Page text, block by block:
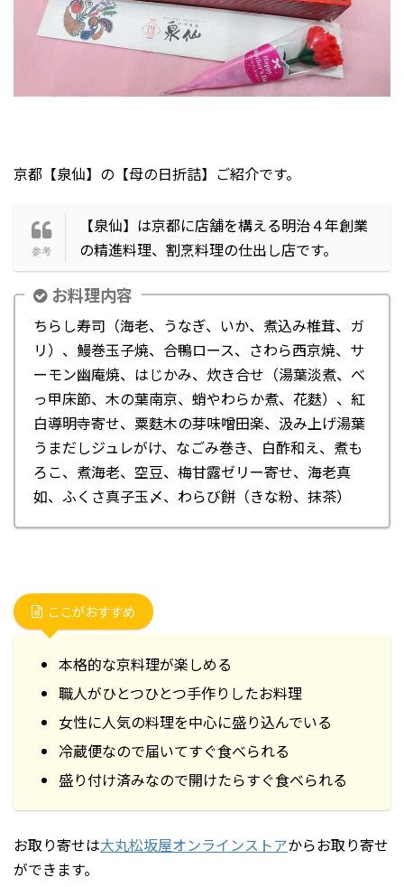
京都【泉仙】の【母の日折詰】ご紹介です。
【泉仙】は京都に店舗を構える明治４年創業
の精進料理、割烹料理の仕出し店です。
お料理内容
ちらし寿司（海老、うなぎ、いか、煮込み椎茸、ガ
リ）、鰻巻玉子焼、合鴨ロース、さわら西京焼、サ
ーモン幽庵焼、はじかみ、炊き合せ（湯葉淡煮、べ
っ甲床節、木の葉南京、蛸やわらか煮、花麩）、紅
白導明寺寄せ、粟麩木の芽味噌田楽、汲み上げ湯葉
うまだしジュレがけ、なごみ巻き、白酢和え、煮も
ろこ、煮海老、空豆、梅甘露ゼリー寄せ、海老真
如、ふくさ真子玉〆、わらび餅（きな粉、抹茶）
ここがおすすめ
本格的な京料理が楽しめる
職人がひとつひとつ手作りしたお料理
女性に人気の料理を中心に盛り込んでいる
冷蔵便なので届いてすぐ食べられる
盛り付け済みなので開けたらすぐ食べられる
お取り寄せは大丸松坂屋オンラインストアからお取り寄せ
ができます。